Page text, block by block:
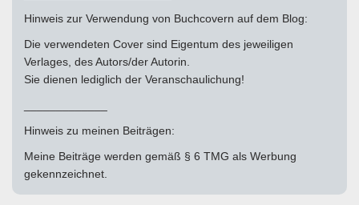
Hinweis zur Verwendung von Buchcovern auf dem Blog:
Die verwendeten Cover sind Eigentum des jeweiligen
Verlages, des Autors/der Autorin.
Sie dienen lediglich der Veranschaulichung!
Hinweis zu meinen Beiträgen:
Meine Beiträge werden gemäß § 6 TMG als Werbung
gekennzeichnet.